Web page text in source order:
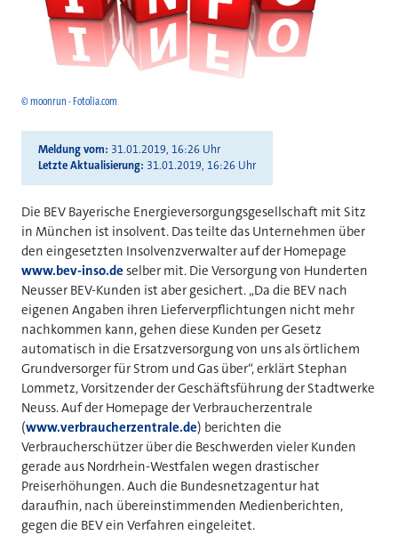
© moonrun - Fotolia.com
Meldung vom 31.01.2019, 16:26 Uhr
Letzte Aktualisierung 31.01.2019, 16:26 Uhr
Die BEV Bayerische Energieversorgungsgesellschaft mit Sitz
in München ist insolvent. Das teilte das Unternehmen über
den eingesetzten Insolvenzverwalter auf der Homepage
www.bev-inso.de selber mit. Die Versorgung von Hunderten
Neusser BEV-Kunden ist aber gesichert. „Da die BEV nach
eigenen Angaben ihren Lieferverpflichtungen nicht mehr
nachkommen kann, gehen diese Kunden per Gesetz
automatisch in die Ersatzversorgung von uns als örtlichem
Grundversorger für Strom und Gas über“, erklärt Stephan
Lommetz, Vorsitzender der Geschäftsführung der Stadtwerke
Neuss. Auf der Homepage der Verbraucherzentrale
(www.verbraucherzentrale.de) berichten die
Verbraucherschützer über die Beschwerden vieler Kunden
gerade aus Nordrhein-Westfalen wegen drastischer
Preiserhöhungen. Auch die Bundesnetzagentur hat
daraufhin, nach übereinstimmenden Medienberichten,
gegen die BEV ein Verfahren eingeleitet.